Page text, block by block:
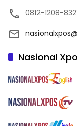
0812-1208-
Nasional